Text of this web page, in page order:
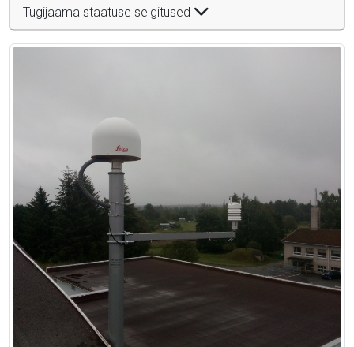
Tugijaama staatuse selgitused